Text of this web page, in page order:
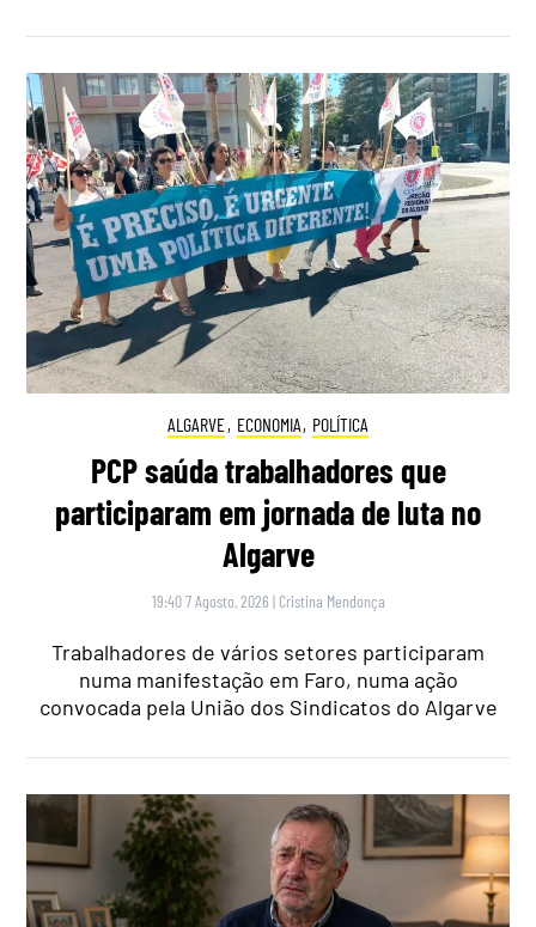
ALGARVE, ECONOMIA, POLÍTICA
PCP saúda trabalhadores que
participaram em jornada de luta no
Algarve
19:40 7 Agosto, 2026 | Cristina Mendonça
Trabalhadores de vários setores participaram
numa manifestação em Faro, numa ação
convocada pela União dos Sindicatos do Algarve